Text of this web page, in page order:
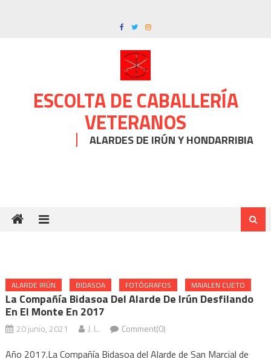
ESCOLTA DE CABALLERÍA
VETERANOS
ALARDES DE IRÚN Y HONDARRIBIA
ALARDE IRÚN BIDASOA FOTÓGRAFOS MAIALEN CUETO
La Compañía Bidasoa Del Alarde De Irún Desfilando
En El Monte En 2017
20 junio, 2021 J. L. Comment(0)
Año 2017.La Compañía Bidasoa del Alarde de San Marcial de